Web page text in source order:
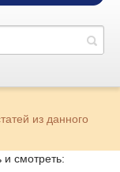
из данного
смотреть: